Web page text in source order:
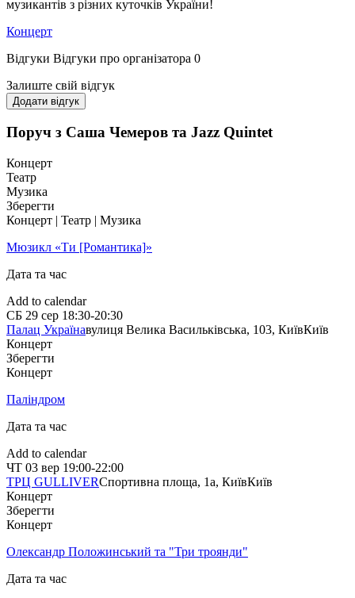
музикантів з різних куточків України!
Концерт
Відгуки Відгуки про організатора 0
Залиште свій відгук
Додати відгук
Поруч з Саша Чемеров та Jazz Quintet
Концерт
Театр
Музика
Зберегти
Концерт | Театр | Музика
Мюзикл «Ти [Романтика]»
Дата та час
Add to calendar
СБ 29 сер 18:30-20:30
Палац Українавулиця Велика Васильківська, 103, КиївКиїв
Концерт
Зберегти
Концерт
Паліндром
Дата та час
Add to calendar
ЧТ 03 вер 19:00-22:00
ТРЦ GULLIVERСпортивна площа, 1a, КиївКиїв
Концерт
Зберегти
Концерт
Олександр Положинський та "Три троянди"
Дата та час